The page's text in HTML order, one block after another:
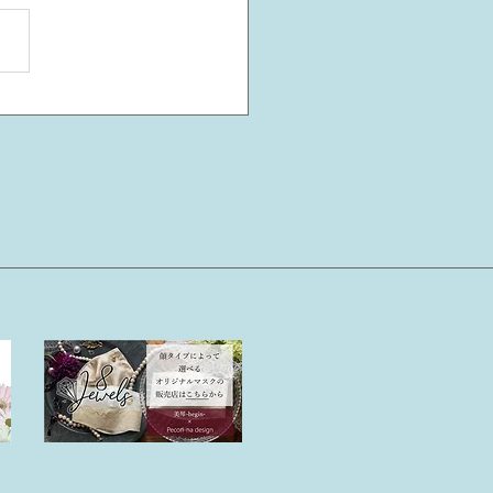
しゃれを始めるべき理